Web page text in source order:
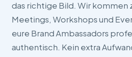
das richtige Bild. Wir kommen
Meetings, Workshops und
eure Brand Ambassadors
authentisch. Kein extra